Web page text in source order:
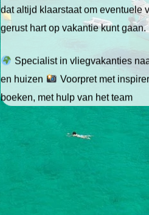
dat altijd klaarstaat om eventuele
gerust hart op vakantie kunt gaan.
Specialist in vliegvakanties
en huizen
Voorpret met
boeken, met hulp van het team